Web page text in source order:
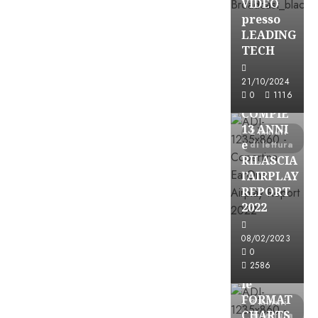
VIDEO
presso
LEADING
TECH
21/10/2024
0
1116
2 minuti
di lettura
Partnership
EARONE
COMPIE
13 ANNI
e
RILASCIA
l’AIRPLAY
REPORT
2022
08/02/2023
0
2586
3 minuti
di lettura
Partnership
le
FORMAT